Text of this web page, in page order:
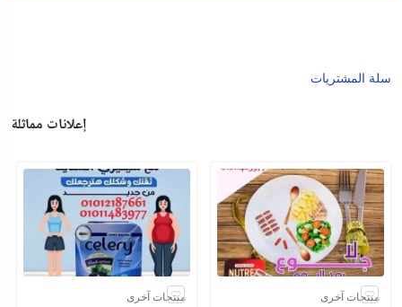
سلة المشتريات
إعلانات مماثلة
منتجات آخرى منتجات آخرى